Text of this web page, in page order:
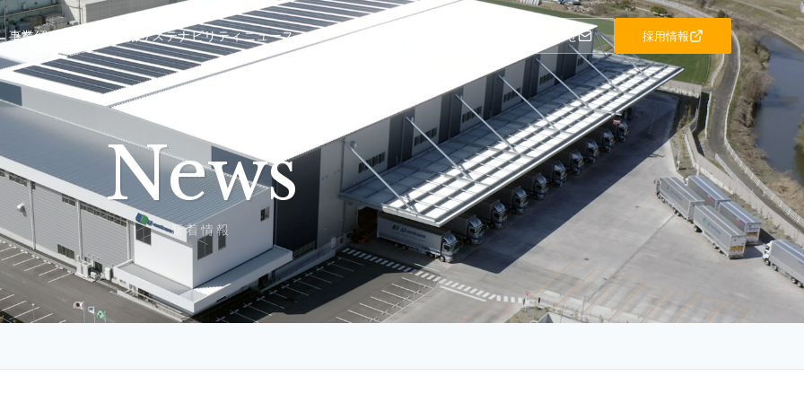
事業紹介 サステナビリティニュース お問い合わせ 採用情報
News
新着情報